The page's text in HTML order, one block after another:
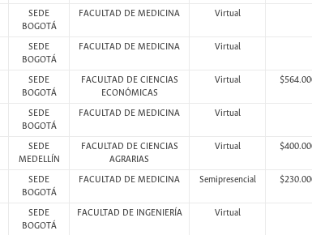
SEDE
BOGOTÁ
FACULTAD DE MEDICINA Virtual
SEDE
BOGOTÁ
FACULTAD DE MEDICINA Virtual
SEDE
BOGOTÁ
FACULTAD DE CIENCIAS
ECONÓMICAS
Virtual
SEDE
BOGOTÁ
FACULTAD DE MEDICINA Virtual
SEDE
MEDELLÍN
FACULTAD DE CIENCIAS
AGRARIAS
Virtual
SEDE
BOGOTÁ
FACULTAD DE MEDICINA Semipresencial
SEDE
BOGOTÁ
FACULTAD DE INGENIERÍA Virtual